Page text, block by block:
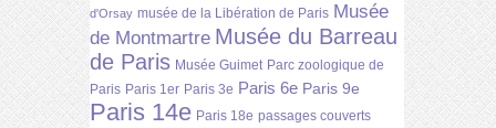
d'Orsay musée de la Libération de Paris Musée
de Montmartre Musée du Barreau
de Paris Musée Guimet Parc zoologique de
Paris Paris 1er Paris 3e Paris 6e Paris 9e
Paris 14e Paris 18e passages couverts